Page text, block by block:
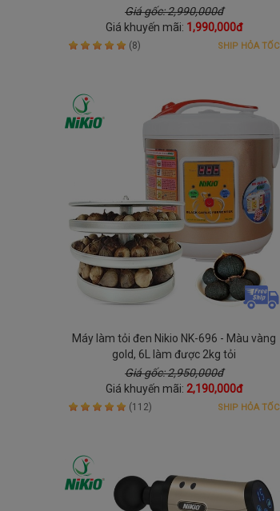
Giá gốc: 2,990,000đ
Giá khuyến mãi: 1,990,000đ
(8) SHIP HỎA TỐC
Máy làm tỏi đen Nikio NK-696 - Màu vàng
gold, 6L làm được 2kg tỏi
Giá gốc: 2,950,000đ
Giá khuyến mãi: 2,190,000đ
(112) SHIP HỎA TỐC